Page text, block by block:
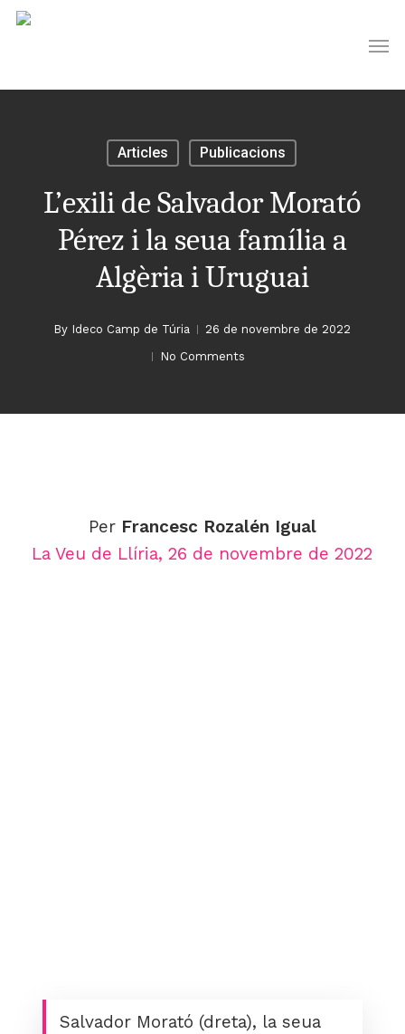
Skip
content
Articles Publicacions
L’exili de Salvador Morató
Pérez i la seua família a
Algèria i Uruguai
By Ideco Camp de Túria
26 de novembre de 2022
No Comments
Per Francesc Rozalén Igual
La Veu de Llíria, 26 de novembre de 2022
Salvador Morató (dreta), la seua